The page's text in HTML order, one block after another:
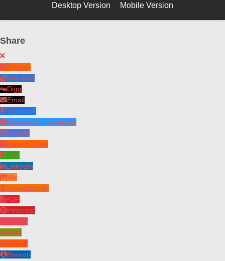
Desktop Version Mobile Version
Share
Blogger
Delicious
Digg
Email
Facebook
Facebook messenger
Google
Hacker News
Line
LinkedIn
Mix
Odnoklassniki
PDF
Pinterest
Print
Reddit
Renren